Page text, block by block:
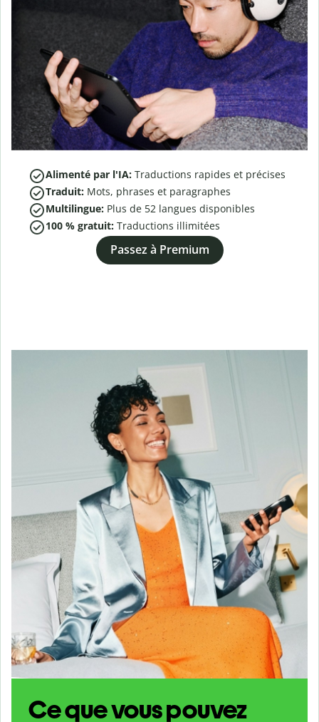
Alimenté par l'IA: Traductions rapides et précises
Traduit: Mots, phrases et paragraphes
Multilingue: Plus de 52 langues disponibles
100 % gratuit: Traductions illimitées
Passez à Premium
Ce que vous pouvez